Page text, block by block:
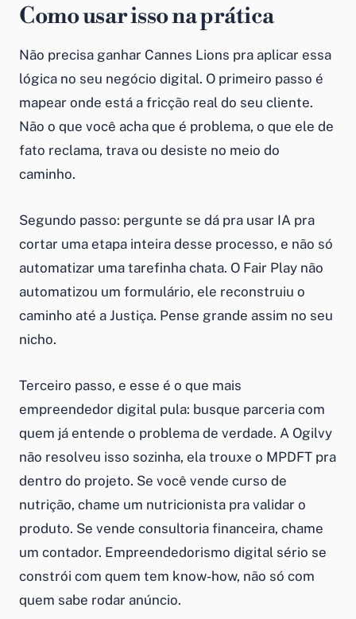
Como usar isso na prática
Não precisa ganhar Cannes Lions pra aplicar essa
lógica no seu negócio digital. O primeiro passo é
mapear onde está a fricção real do seu cliente.
Não o que você acha que é problema, o que ele de
fato reclama, trava ou desiste no meio do
caminho.
Segundo passo: pergunte se dá pra usar IA pra
cortar uma etapa inteira desse processo, e não só
automatizar uma tarefinha chata. O Fair Play não
automatizou um formulário, ele reconstruiu o
caminho até a Justiça. Pense grande assim no seu
nicho.
Terceiro passo, e esse é o que mais
empreendedor digital pula: busque parceria com
quem já entende o problema de verdade. A Ogilvy
não resolveu isso sozinha, ela trouxe o MPDFT pra
dentro do projeto. Se você vende curso de
nutrição, chame um nutricionista pra validar o
produto. Se vende consultoria financeira, chame
um contador. Empreendedorismo digital sério se
constrói com quem tem know-how, não só com
quem sabe rodar anúncio.